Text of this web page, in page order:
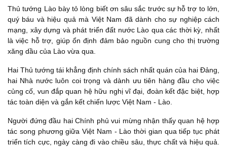
Thủ tướng Lào bày tỏ lòng biết ơn sâu sắc trước sự hỗ trợ to lớn,
quý báu và hiệu quả mà Việt Nam đã dành cho sự nghiệp cách
mạng, xây dựng và phát triển đất nước Lào qua các thời kỳ, nhất
là việc hỗ trợ, giúp ổn định đảm bảo nguồn cung cho thị trường
xăng dầu của Lào vừa qua.
Hai Thủ tướng tái khẳng định chính sách nhất quán của hai Đảng,
hai Nhà nước luôn coi trọng và dành ưu tiên hàng đầu cho việc
củng cố, vun đắp quan hệ hữu nghị vĩ đại, đoàn kết đặc biệt, hợp
tác toàn diện và gắn kết chiến lược Việt Nam - Lào.
Người đứng đầu hai Chính phủ vui mừng nhận thấy quan hệ hợp
tác song phương giữa Việt Nam - Lào thời gian qua tiếp tục phát
triển tích cực, ngày càng đi vào chiều sâu, thực chất và hiệu quả.